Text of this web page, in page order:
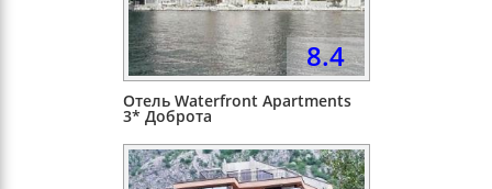
8.4
Отель Waterfront Apartments
3* Доброта